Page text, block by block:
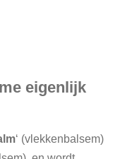
eigenlijk
‘ (vlekkenbalsem)